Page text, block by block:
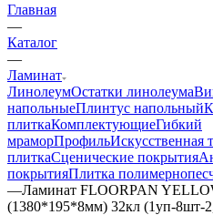
Главная
—
Каталог
—
Ламинат
ЛинолеумОстатки линолеума
напольныеПлинтус напольный
плиткаКомплектующиеГибкий
мраморПрофильИскусственная
плиткаСценические покрытия
покрытияПлитка
—Ламинат FLОORPAN
(1380*195*8мм) 32кл (1уп-8шт-